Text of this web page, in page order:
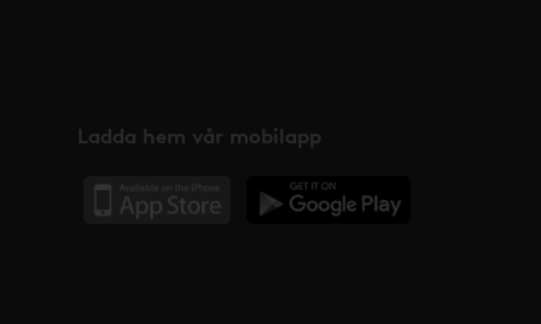
Ladda hem vår mobilapp